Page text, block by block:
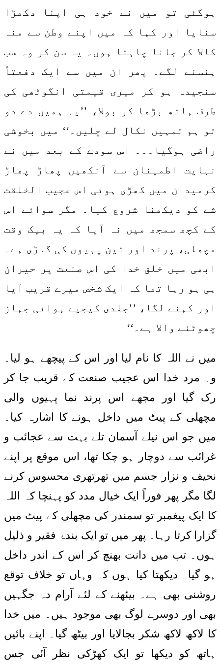
ہوگئی تو میں نے خود ہی اپنا دکھڑا
سنایا اور کہا کہ میں اپنے وطن سے منہ
کالا کر جانا چاہتا ہوں۔ یہ سن کر وہ سب
ہنسنے لگے۔ پھر ان میں سے ایک دفعتاً
سنجیدہ ہو کر میری قیمتی انگوٹھی کی
طرف ہاتھ بڑھا کر بولا، ’’یہ ہمیں دے دو
تو ہم تمہیں نکال لے چلیں۔‘‘ میں بخوشی
راضی ہوگیا۔۔۔ اس سودے کے بعد میں نے
نہایت اطمینان سے آنکھیں پھاڑ پھاڑ
کرمیدان میں کھڑی ہوئی اس عجیب الخلقت
شے کو دیکھنا شروع کیا۔ مگر سوائے اس
کے کچھ سمجھ میں نہ آیا کہ یہ بیک وقت
مچھلی، پرند اور تین پہیوں کی گاڑی ہے۔
ابھی میں خلق خدا کی اس صنعت پر حیران
ہی ہو رہا تھا کہ ایک شخص میرے قریب آیا
اور کہنے لگا، ’’جلدی کیجیے ہوائی جہاز
چھوٹنے والا ہے۔‘‘
میں نے اللہ کا نام لیا اور اس کے پیچھے ہو لیا۔
وہ مرد خدا اس عجیب صنعت کے قریب جا کر
رک گیا اور مجھے اس پرند نما پہیوں والی
مچھلی کے پیٹ میں داخل ہونے کا اشارہ کیا۔
میں جو اس نیلے آسمان تلے بہت سے عجائب و
غرائب سے دوچار ہو چکا تھا، اس موقع پر اپنے
نحیف و نزار جسم میں تھرتھری محسوس کرنے
لگا مگر پھر فوراً ایک خیال مدد کو پہنچا کہ اللہ
کا ایک پیغمبر تو سمندر کی مچھلی کے پیٹ میں
گزارا کرتا رہا۔ پھر میں تو ایک بندۂ فقیر و ذلیل
ہوں۔ تب میں دانت بھنچ کر اس کے اندر داخل
ہو گیا۔ دیکھتا کیا ہوں کہ وہاں تو خلاف توقع
روشنی بھی ہے۔ بیٹھنے کے لئے آرام دہ جگہیں
بھی اور دوسرے لوگ بھی موجود ہیں۔ میں خدا
کا لاکھ لاکھ شکر بجالایا اور بیٹھ گیا۔ اپنے بائیں
ہاتھ کو دیکھا تو ایک کھڑکی نظر آئی جس